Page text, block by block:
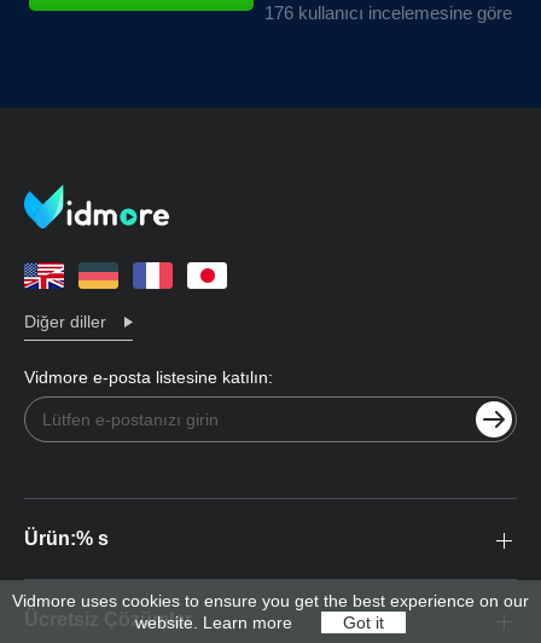
176 kullanıcı incelemesine göre
Diğer diller
Vidmore e-posta listesine katılın:
Ürün:% s
Ücretsiz Çözümler
Vidmore uses cookies to ensure you get the best experience on our
website. Learn more Got it